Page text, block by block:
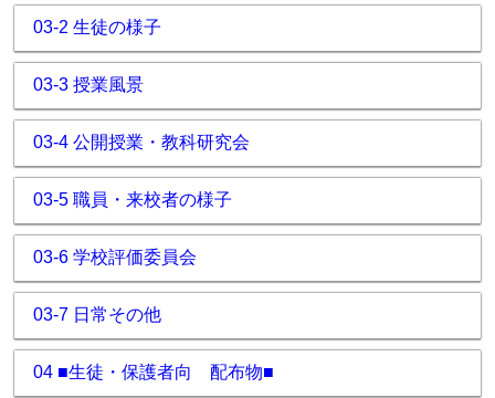
03-2 生徒の様子
03-3 授業風景
03-4 公開授業・教科研究会
03-5 職員・来校者の様子
03-6 学校評価委員会
03-7 日常その他
04 ■生徒・保護者向 配布物■